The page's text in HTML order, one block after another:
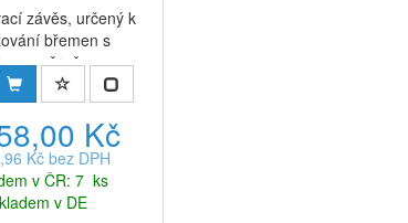
závěs, určený k
břemen s
Kč
Kč bez DPH
v ČR: 7 ks
v DE